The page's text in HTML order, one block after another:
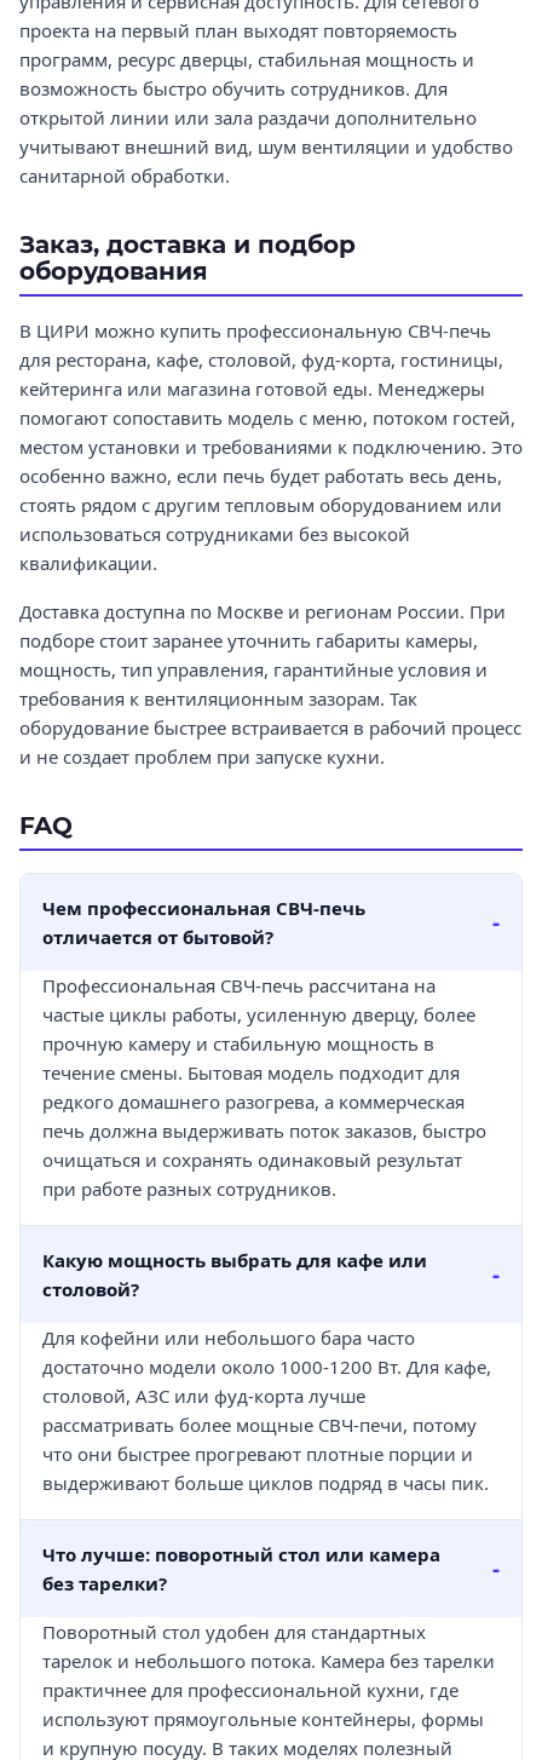
проекта на первый план выходят повторяемость
программ, ресурс дверцы, стабильная мощность и
возможность быстро обучить сотрудников. Для
открытой линии или зала раздачи дополнительно
учитывают внешний вид, шум вентиляции и удобство
санитарной обработки.
Заказ, доставка и подбор
оборудования
В ЦИРИ можно купить профессиональную СВЧ-печь
для ресторана, кафе, столовой, фуд-корта, гостиницы,
кейтеринга или магазина готовой еды. Менеджеры
помогают сопоставить модель с меню, потоком гостей,
местом установки и требованиями к подключению. Это
особенно важно, если печь будет работать весь день,
стоять рядом с другим тепловым оборудованием или
использоваться сотрудниками без высокой
квалификации.
Доставка доступна по Москве и регионам России. При
подборе стоит заранее уточнить габариты камеры,
мощность, тип управления, гарантийные условия и
требования к вентиляционным зазорам. Так
оборудование быстрее встраивается в рабочий процесс
и не создает проблем при запуске кухни.
FAQ
Чем профессиональная СВЧ-печь
отличается от бытовой?
Профессиональная СВЧ-печь рассчитана на
частые циклы работы, усиленную дверцу, более
прочную камеру и стабильную мощность в
течение смены. Бытовая модель подходит для
редкого домашнего разогрева, а коммерческая
печь должна выдерживать поток заказов, быстро
очищаться и сохранять одинаковый результат
при работе разных сотрудников.
Какую мощность выбрать для кафе или
столовой?
Для кофейни или небольшого бара часто
достаточно модели около 1000-1200 Вт. Для кафе,
столовой, АЗС или фуд-корта лучше
рассматривать более мощные СВЧ-печи, потому
что они быстрее прогревают плотные порции и
выдерживают больше циклов подряд в часы пик.
Что лучше: поворотный стол или камера
без тарелки?
Поворотный стол удобен для стандартных
тарелок и небольшого потока. Камера без тарелки
практичнее для профессиональной кухни, где
используют прямоугольные контейнеры, формы
и крупную посуду. В таких моделях полезный